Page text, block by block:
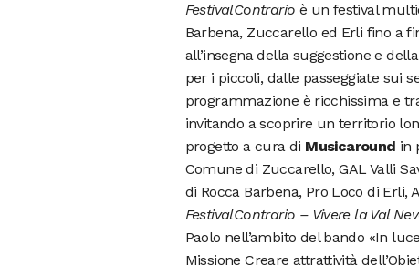
FestivalContrario è un festival
Barbena, Zuccarello ed Erli fino a
all’insegna della suggestione e
per i piccoli, dalle passeggiate sui
programmazione è ricchissima e
invitando a scoprire un territorio
progetto a cura di Musicaround in
Comune di Zuccarello, GAL Valli
di Rocca Barbena, Pro Loco di Erli,
FestivalContrario – Vivere la Val
Paolo nell’ambito del bando «In
Missione Creare attrattività